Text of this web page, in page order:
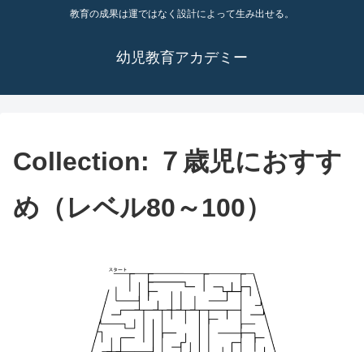
教育の成果は運ではなく設計によって生み出せる。
幼児教育アカデミー
Collection: ７歳児におすす
め（レベル80～100）